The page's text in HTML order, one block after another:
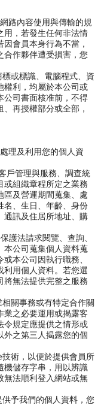
路內容使用與傳輸的規
用，若發生任何非法情
會員本身行為不當，
合作夥伴遭受損害，您
或標識、電腦程式、資
權利，均屬於本公司或
公司書面核准前，不得
再授權部分或全部，
理及利用您的個人資
戶管理與服務、調查統
或組織章程所定之業務
區及營運期間蒐集、處
名、生日、年齡、身份
通訊及住居所地址、購
護法請求閱覽、查詢、
本公司蒐集個人資料蒐
本公司因執行職務、
利用個人資料。若您選
將無法提供完整之服務
關事務或有特定合作關
業之必要運用或揭露客
令規定應提供之情形或
外之第三人揭露您的個
術，以便於提供會員所
機儲存字串，用以辨識
無法順利登入網站或無
予我們的個人資料， 您